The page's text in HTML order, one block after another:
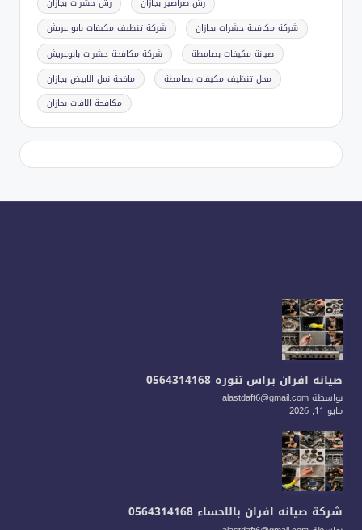
شركة تنظيف مكيفات بابو عريش
شركة مكافحة حشرات بجازان
شركة مكافحة حشرات بابوعريش
صيانة مكيفات بصامطة
مافحة نمل الابيض بجازان
محل تنظيف مكيفات بصامطة
مكافحة الافات بجازان
صيانه افران براس تنوره 0564314168
بواسطة alastdaft6@gmail.com
مايو 11, 2026
شركة صيانه افران بالاحساء 0564314168